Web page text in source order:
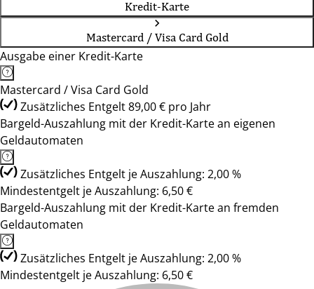
Kredit-Karte
Mastercard / Visa Card Gold
Ausgabe einer Kredit-Karte
Mastercard / Visa Card Gold
Zusätzliches Entgelt 89,00 € pro Jahr
Bargeld-Auszahlung mit der Kredit-Karte an eigenen
Geldautomaten
Zusätzliches Entgelt je Auszahlung: 2,00 %
Mindestentgelt je Auszahlung: 6,50 €
Bargeld-Auszahlung mit der Kredit-Karte an fremden
Geldautomaten
Zusätzliches Entgelt je Auszahlung: 2,00 %
Mindestentgelt je Auszahlung: 6,50 €